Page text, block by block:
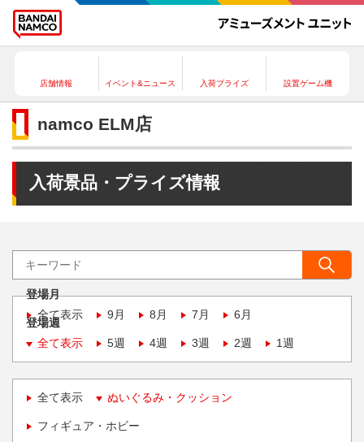
店舗情報 イベント&ニュース 入荷プライズ 設置ゲーム機
namco ELM店
入荷景品・プライズ情報
登場月
全て表示
9月 8月 7月 6月
登場週
全て表示
5週 4週 3週 2週 1週
全て表示 ぬいぐるみ・クッション
フィギュア・ホビー